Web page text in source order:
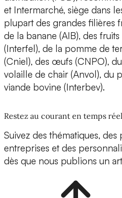
et Intermarché, siège dans
plupart des grandes filières
de la banane (AIB), des
(Interfel), de la pomme de
(Cniel), des œufs (CNPO),
volaille de chair (Anvol), du
viande bovine (Interbev).
Restez au courant en temps
Suivez des thématiques, des
entreprises et des
dès que nous publions un